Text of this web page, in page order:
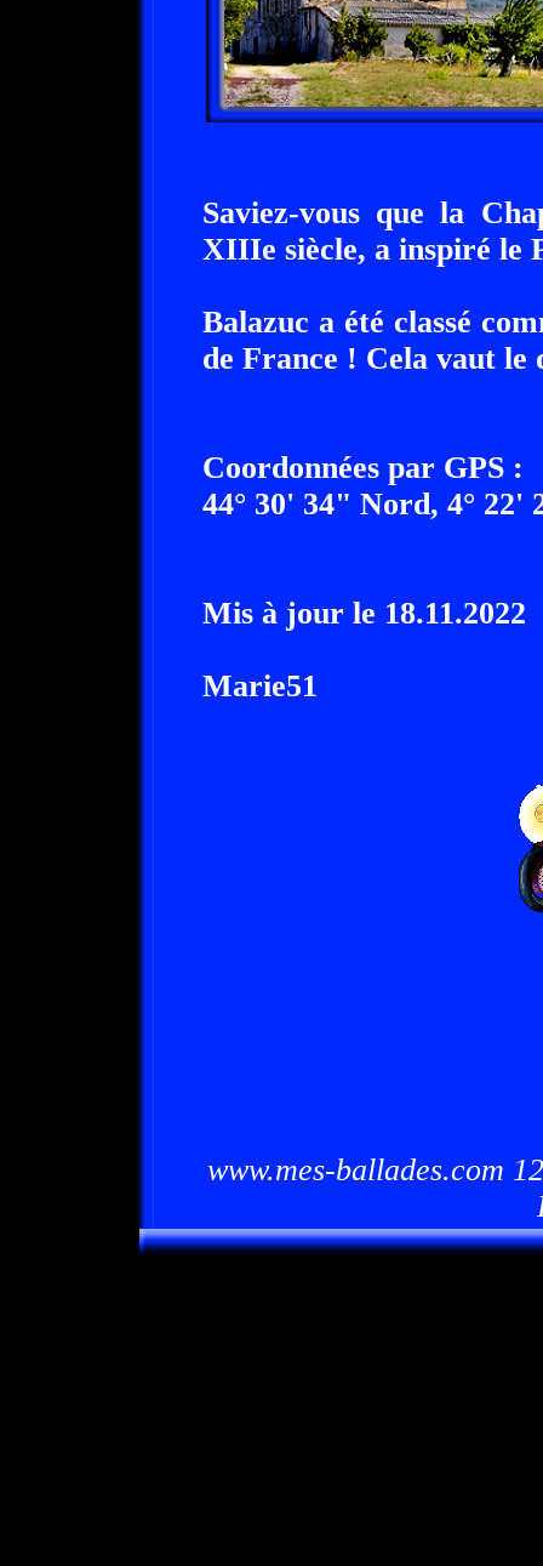
Saviez-vous que la
XIIIe siècle, a inspiré le
Balazuc a été classé
de France ! Cela vaut le
Coordonnées par GPS :
44° 30' 34" Nord, 4° 22'
Mis à jour le 18.11.2022
Marie51
www.mes-ballades.com